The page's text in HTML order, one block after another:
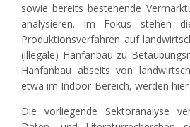
sowie bereits bestehende
analysieren. Im Fokus stehen
Produktionsverfahren auf
(illegale) Hanfanbau zu
Hanfanbau abseits von
etwa im Indoor-Bereich, werden
Die vorliegende Sektoranalyse